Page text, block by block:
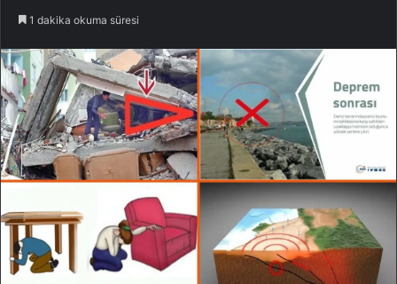
1 dakika okuma süresi